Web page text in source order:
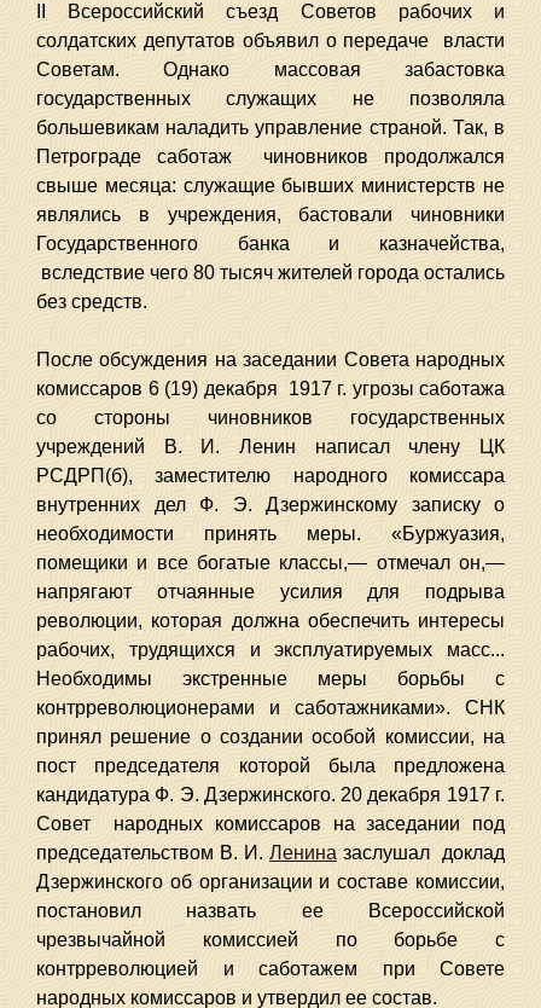
II Всероссийский съезд Советов рабочих и
солдатских депутатов объявил о передаче власти
Советам. Однако массовая забастовка
государственных служащих не позволяла
большевикам наладить управление страной. Так, в
Петрограде саботаж чиновников продолжался
свыше месяца: служащие бывших министерств не
являлись в учреждения, бастовали чиновники
Государственного банка и казначейства,
вследствие чего 80 тысяч жителей города остались
без средств.
После обсуждения на заседании Совета народных
комиссаров 6 (19) декабря 1917 г. угрозы саботажа
со стороны чиновников государственных
учреждений В. И. Ленин написал члену ЦК
РСДРП(б), заместителю народного комиссара
внутренних дел Ф. Э. Дзержинскому записку о
необходимости принять меры. «Буржуазия,
помещики и все богатые классы,— отмечал он,—
напрягают отчаянные усилия для подрыва
революции, которая должна обеспечить интересы
рабочих, трудящихся и эксплуатируемых масс...
Необходимы экстренные меры борьбы с
контрреволюционерами и саботажниками». СНК
принял решение о создании особой комиссии, на
пост председателя которой была предложена
кандидатура Ф. Э. Дзержинского. 20 декабря 1917 г.
Совет народных комиссаров на заседании под
председательством В. И. Ленина заслушал доклад
Дзержинского об организации и составе комиссии,
постановил назвать ее Всероссийской
чрезвычайной комиссией по борьбе с
контрреволюцией и саботажем при Совете
народных комиссаров и утвердил ее состав.